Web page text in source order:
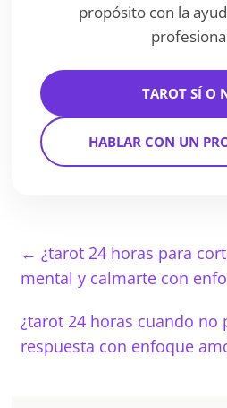
propósito con la
TAROT SÍ O
HABLAR CON UN
← ¿tarot 24 horas para
mental y calmarte con
¿tarot 24 horas cuando no
respuesta con enfoque